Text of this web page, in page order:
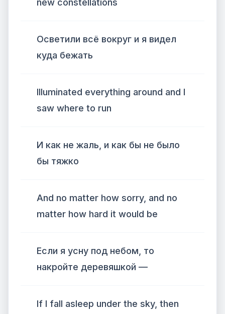
new constellations
Осветили всё вокруг и я видел
куда бежать
Illuminated everything around and I
saw where to run
И как не жаль, и как бы не было
бы тяжко
And no matter how sorry, and no
matter how hard it would be
Если я усну под небом, то
накройте деревяшкой —
If I fall asleep under the sky, then